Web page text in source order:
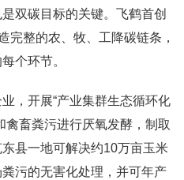
双碳目标的关键。飞鹤首创
完整的农、牧、工降碳链条，
个环节。
，开展“产业集群生态循环化
禽畜粪污进行厌氧发酵，制取
县一地可解决约10万亩玉米
污的无害化处理，并可年产